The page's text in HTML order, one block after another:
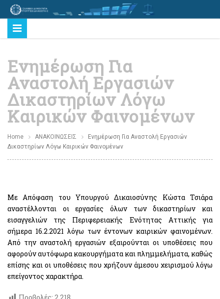
Ενημέρωση Για
Αναστολή Εργασιών
Δικαστηρίων Λόγω
Καιρικών Φαινομένων
Home ΑΝΑΚΟΙΝΩΣΕΙΣ
Ενημέρωση Για Αναστολή Εργασιών
Δικαστηρίων Λόγω Καιρικών Φαινομένων
Με Απόφαση του Υπουργού Δικαιοσύνης Κώστα Τσιάρα
αναστέλλονται οι εργασίες όλων των δικαστηρίων και
εισαγγελιών της Περιφερειακής Ενότητας Αττικής για
σήμερα 16.2.2021 λόγω των έντονων καιρικών φαινομένων.
Από την αναστολή εργασιών εξαιρούνται οι υποθέσεις που
αφορούν αυτόφωρα κακουργήματα και πλημμελήματα, καθώς
επίσης και οι υποθέσεις που χρήζουν άμεσου χειρισμού λόγω
επείγοντος χαρακτήρα.